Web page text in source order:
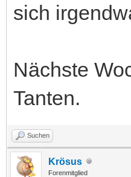
sich
Nächste
Tanten.
Suchen
Krösus
Forenmitglied